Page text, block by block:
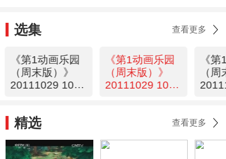
选集 查看更多
《第1动画乐园
（周末版）》
20111029 10：
《第1动画乐园
（周末版）》
20111029 10：
《
（
精选 查看更多